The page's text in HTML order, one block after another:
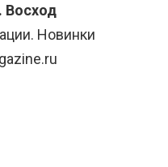
Восход
Новинки